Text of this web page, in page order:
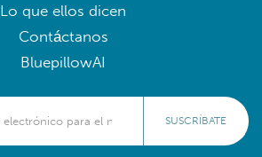
Lo que ellos dicen
Contáctanos
BluepillowAI
SUSCRÍBATE